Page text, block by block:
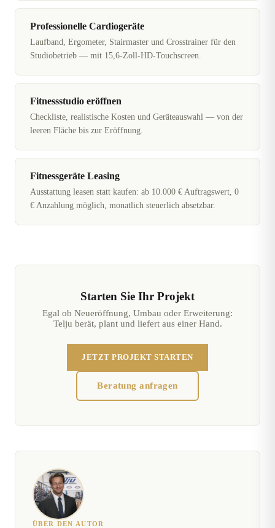
Professionelle Cardiogeräte
Laufband, Ergometer, Stairmaster und Crosstrainer für den
Studiobetrieb — mit 15,6-Zoll-HD-Touchscreen.
Fitnessstudio eröffnen
Checkliste, realistische Kosten und Geräteauswahl — von der
leeren Fläche bis zur Eröffnung.
Fitnessgeräte Leasing
Ausstattung leasen statt kaufen: ab 10.000 € Auftragswert, 0
€ Anzahlung möglich, monatlich steuerlich absetzbar.
Starten Sie Ihr Projekt
Egal ob Neueröffnung, Umbau oder Erweiterung:
Telju berät, plant und liefert aus einer Hand.
JETZT PROJEKT STARTEN
Beratung anfragen
ÜBER DEN AUTOR